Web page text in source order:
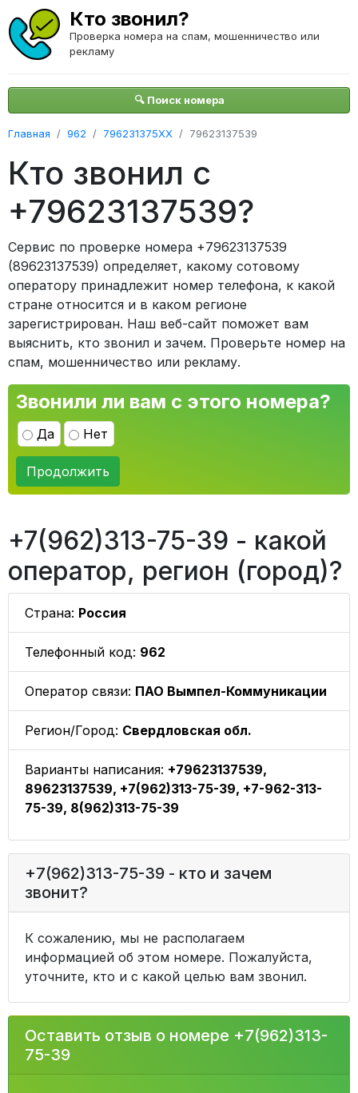
Кто звонил?
Проверка номера на спам, мошенничество или
рекламу
🔍 Поиск номера
Главная 962 796231375XX 79623137539
Кто звонил с
+79623137539?
Сервис по проверке номера +79623137539
(89623137539) определяет, какому сотовому
оператору принадлежит номер телефона, к какой
стране относится и в каком регионе
зарегистрирован. Наш веб-сайт поможет вам
выяснить, кто звонил и зачем. Проверьте номер на
спам, мошенничество или рекламу.
Звонили ли вам с этого номера?
Да Нет
Продолжить
+7(962)313-75-39 - какой
оператор, регион (город)?
Страна: Россия
Телефонный код: 962
Оператор связи: ПАО Вымпел-Коммуникации
Регион/Город: Свердловская обл.
Варианты написания: +79623137539,
89623137539, +7(962)313-75-39, +7-962-313-
75-39, 8(962)313-75-39
+7(962)313-75-39 - кто и зачем
звонит?
К сожалению, мы не располагаем
информацией об этом номере. Пожалуйста,
уточните, кто и с какой целью вам звонил.
Оставить отзыв о номере +7(962)313-
75-39